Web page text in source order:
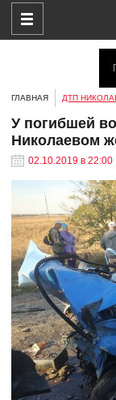
ГЛАВНАЯ ДТП
У погибшей
Николаевом
02.10.2019 в 22:00